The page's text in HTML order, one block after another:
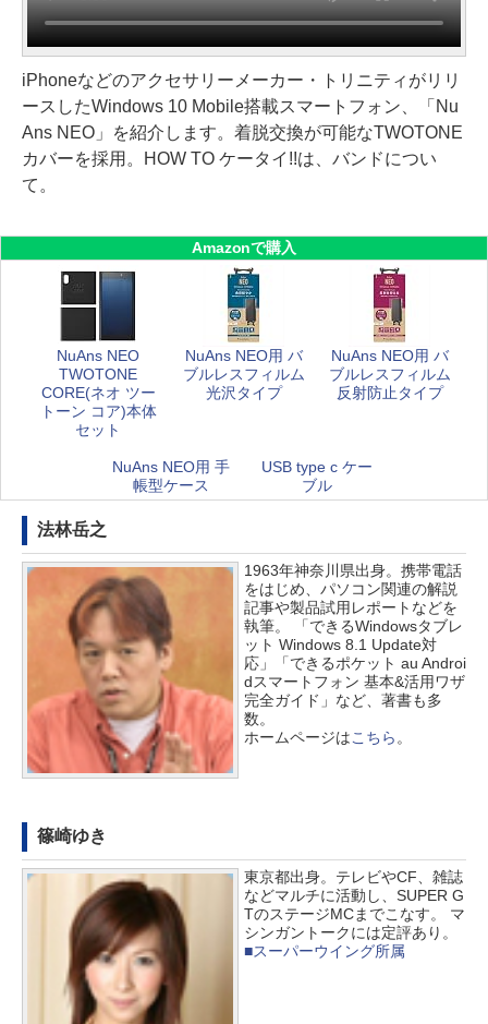
iPhoneなどのアクセサリーメーカー・トリニティがリリ
ースしたWindows 10 Mobile搭載スマートフォン、「Nu
Ans NEO」を紹介します。着脱交換が可能なTWOTONE
カバーを採用。HOW TO ケータイ!!は、バンドについ
て。
Amazonで購入
NuAns NEO
TWOTONE
CORE(ネオ ツー
トーン コア)本体
セット
NuAns NEO用 バ
ブルレスフィルム
光沢タイプ
NuAns NEO用 バ
ブルレスフィルム
反射防止タイプ
NuAns NEO用 手
帳型ケース
USB type c ケー
ブル
法林岳之
1963年神奈川県出身。携帯電話
をはじめ、パソコン関連の解説
記事や製品試用レポートなどを
執筆。 「できるWindowsタブレ
ット Windows 8.1 Update対
応」「できるポケット au Androi
dスマートフォン 基本&活用ワザ
完全ガイド」など、著書も多
数。
ホームページはこちら 。
篠崎ゆき
東京都出身。テレビやCF、雑誌
などマルチに活動し、SUPER G
TのステージMCまでこなす。 マ
シンガントークには定評あり。
■スーパーウイング所属